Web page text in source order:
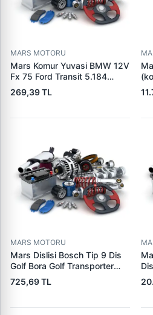
MARS MOTORU
Mars Komur Yuvasi BMW 12V
Fx 75 Ford Transit 5.184
Visteon | PARS PRS-BHL230
| OEM 97VB11000AA
269,39 TL
MARS MOTORU
Mars Dislisi Bosch Tip 9 Dis
Golf Bora Golf Transporter
Seat Skoda (15713) | ZEN
1108 | OEM 1072156
725,69 TL